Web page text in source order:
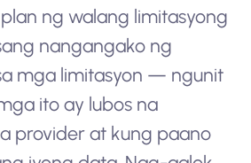
ng walang limitasyong
nangangako ng
mga limitasyon — ngunit
ito ay lubos na
provider at kung paano